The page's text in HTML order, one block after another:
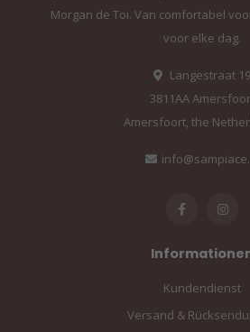
Morgan de Toi. Van comfortabel
voor elke dag.
Langestraat 19
3811AA
Amersfoort, the
Kundendienst
Versand &